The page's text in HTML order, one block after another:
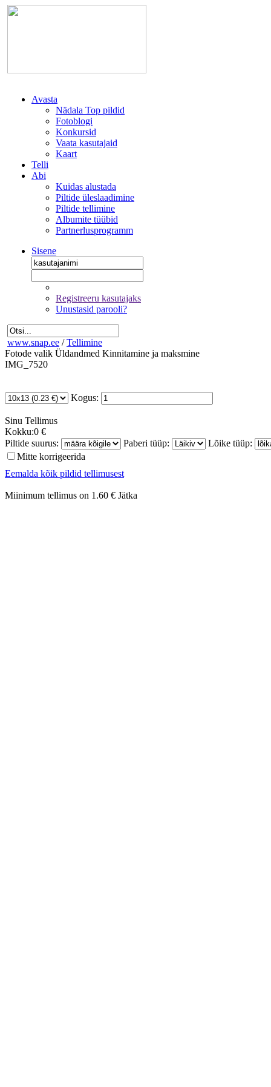
Avasta
Nädala Top pildid
Fotoblogi
Konkursid
Vaata kasutajaid
Kaart
Telli
Abi
Kuidas alustada
Piltide üleslaadimine
Piltide tellimine
Albumite tüübid
Partnerlusprogramm
Sisene
Registreeru kasutajaks
Unustasid parooli?
www.snap.ee / Tellimine
Fotode valik Üldandmed Kinnitamine ja maksmine
IMG_7520
Kogus:
Sinu Tellimus
Kokku:0 €
Piltide suurus:
Paberi tüüp:
Lõike tüüp:
Mitte korrigeerida
Eemalda kõik pildid tellimusest
Miinimum tellimus on 1.60 € Jätka